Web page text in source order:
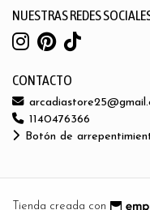
NUESTRAS REDES
CONTACTO
1140476366
Botón de
Tienda creada con